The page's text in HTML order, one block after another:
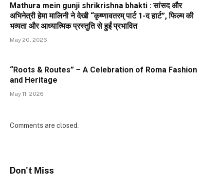
Mathura mein gunji shrikrishna bhakti : सांसद और
अभिनेत्री हेमा मालिनी ने देखी “कृष्णावतरम् पार्ट 1-द हार्ट”, फिल्म की
भव्यता और आध्यात्मिक प्रस्तुति से हुईं प्रभावित
May 20, 2026
“Roots & Routes” – A Celebration of Roma Fashion
and Heritage
May 11, 2026
Comments are closed.
Don't Miss